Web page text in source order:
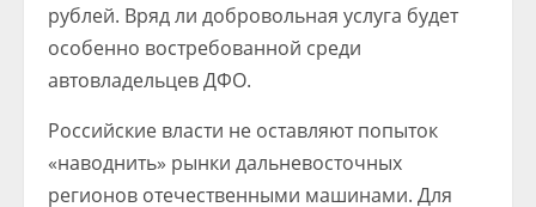
рублей. Вряд ли добровольная услуга будет
особенно востребованной среди
автовладельцев ДФО.
Российские власти не оставляют попыток
«наводнить» рынки дальневосточных
регионов отечественными машинами. Для